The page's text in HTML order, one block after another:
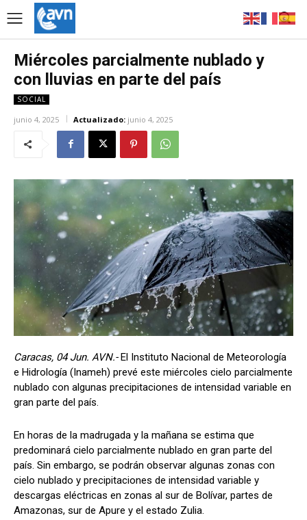
Miércoles parcialmente nublado y
con lluvias en parte del país
SOCIAL
junio 4, 2025 Actualizado: junio 4, 2025
Caracas, 04 Jun. AVN.- El Instituto Nacional de Meteorología
e Hidrología (Inameh) prevé este miércoles cielo parcialmente
nublado con algunas precipitaciones de intensidad variable en
gran parte del país.
En horas de la madrugada y la mañana se estima que
predominará cielo parcialmente nublado en gran parte del
país. Sin embargo, se podrán observar algunas zonas con
cielo nublado y precipitaciones de intensidad variable y
descargas eléctricas en zonas al sur de Bolívar, partes de
Amazonas, sur de Apure y el estado Zulia.